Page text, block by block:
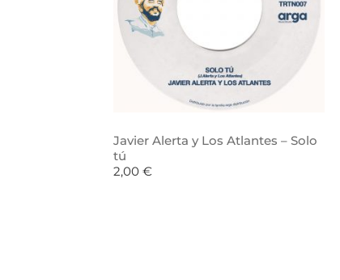
Javier Alerta y Los Atlantes – Solo
tú
2,00 €